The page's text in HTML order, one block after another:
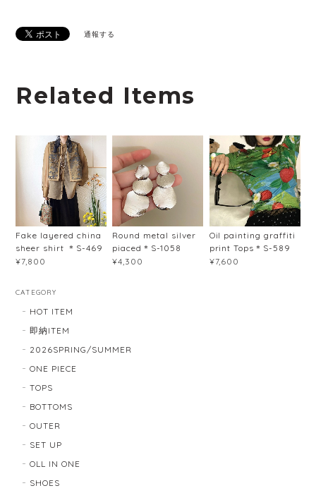
通報する
Related Items
Fake layered china
sheer shirt ＊S-469
¥7,800
Round metal silver
piaced＊S-1058
¥4,300
Oil painting graffiti
print Tops＊S-589
¥7,600
CATEGORY
HOT ITEM
即納ITEM
2026SPRING/SUMMER
ONE PIECE
TOPS
BOTTOMS
OUTER
SET UP
OLL IN ONE
SHOES